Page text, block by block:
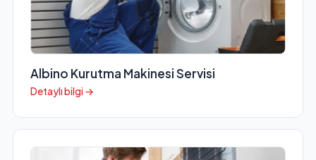
Albino Kurutma Makinesi Servisi
Detaylı bilgi →